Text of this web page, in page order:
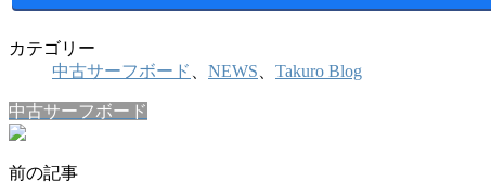
カテゴリー
中古サーフボード
NEWS Takuro Blog
中古サーフボード
前の記事